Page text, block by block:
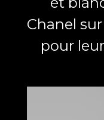
Chanel
pour